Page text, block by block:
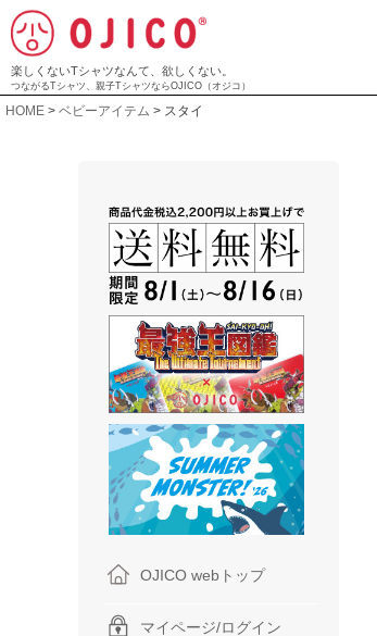
楽しくないTシャツなんて、欲しくない。
つながるTシャツ、親子TシャツならOJICO（オジコ）
HOME ベビーアイテム スタイ
OJICO webトップ
マイページ/ログイン